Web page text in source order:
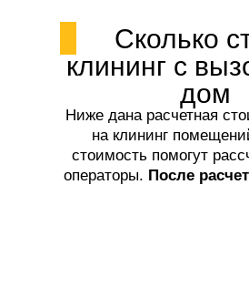
Сколько
клининг с
дом
Ниже дана расчетная
на клининг
стоимость помогут
операторы. После